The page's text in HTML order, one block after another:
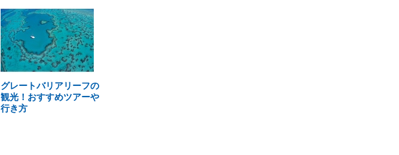
グレートバリアリーフの
観光！おすすめツアーや
行き方